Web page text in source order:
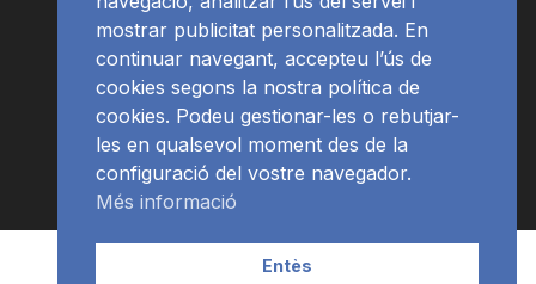
APP Programació
mostrar publicitat personalitzada. En
continuar navegant, accepteu l’ús de
cookies segons la nostra política de
cookies. Podeu gestionar-les o rebutjar-
les en qualsevol moment des de la
configuració del vostre navegador.
Més informació
Entès